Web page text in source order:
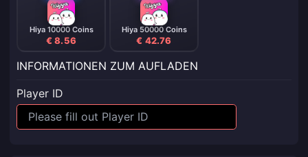
Hiya 10000 Coins
€ 8.56
Hiya 50000 Coins
€ 42.76
INFORMATIONEN ZUM AUFLADEN
Player ID